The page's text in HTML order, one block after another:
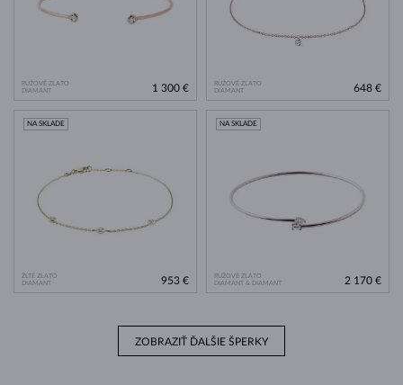
RUŽOVÉ ZLATO
DIAMANT
1 300 €
RUŽOVÉ ZLATO
DIAMANT
648 €
ŽLTÉ ZLATO
DIAMANT
NA SKLADE
953 €
RUŽOVÉ ZLATO
DIAMANT & DIAMANT
NA SKLADE
2 170 €
ZOBRAZIŤ ĎALŠIE ŠPERKY